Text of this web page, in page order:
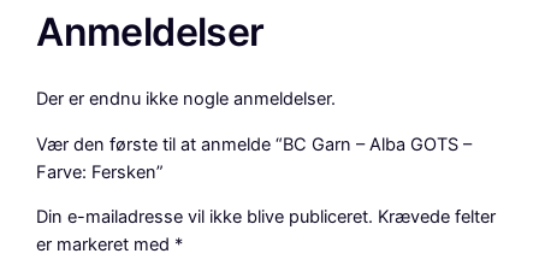
Anmeldelser
Der er endnu ikke nogle anmeldelser.
Vær den første til at anmelde “BC Garn – Alba GOTS –
Farve: Fersken”
Din e-mailadresse vil ikke blive publiceret. Krævede felter
er markeret med *